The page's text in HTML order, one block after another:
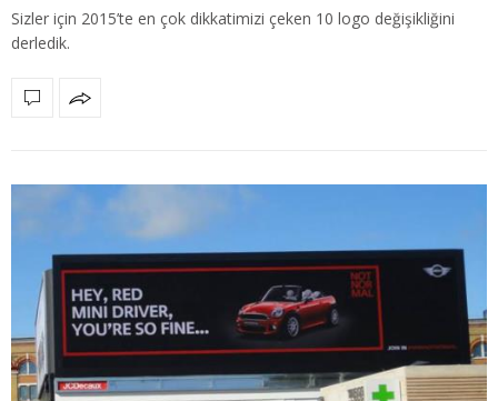
Sizler için 2015’te en çok dikkatimizi çeken 10 logo değişikliğini
derledik.